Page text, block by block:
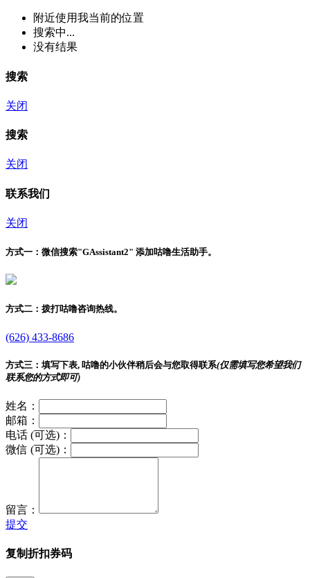
附近使用我当前的位置
搜索中...
没有结果
搜索
关闭
搜索
关闭
联系我们
关闭
方式一： 微信搜索"GAssistant2" 添加咕噜生活助手。
方式二： 拨打咕噜咨询热线。
(626) 433-8686
方式三： 填写下表, 咕噜的小伙伴稍后会与您取得联系(仅需填写您希望我们
联系您的方式即可)
姓名：
邮箱：
电话 (可选)：
微信 (可选)：
留言：
提交
复制折扣券码